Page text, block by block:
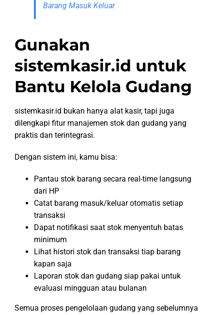
Barang Masuk Keluar
Gunakan
sistemkasir.id untuk
Bantu Kelola Gudang
sistemkasir.id bukan hanya alat kasir, tapi juga
dilengkapi fitur manajemen stok dan gudang yang
praktis dan terintegrasi.
Dengan sistem ini, kamu bisa:
Pantau stok barang secara real-time langsung
dari HP
Catat barang masuk/keluar otomatis setiap
transaksi
Dapat notifikasi saat stok menyentuh batas
minimum
Lihat histori stok dan transaksi tiap barang
kapan saja
Laporan stok dan gudang siap pakai untuk
evaluasi mingguan atau bulanan
Semua proses pengelolaan gudang yang sebelumnya